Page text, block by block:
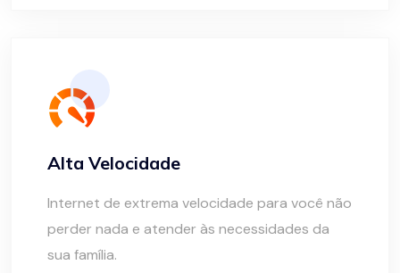
Alta Velocidade
Internet de extrema velocidade para você não
perder nada e atender às necessidades da
sua família.